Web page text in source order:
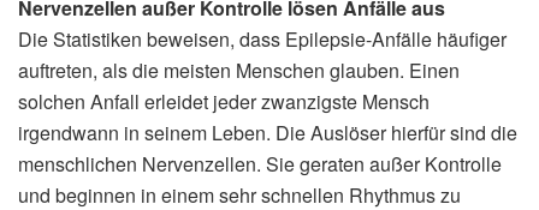
Nervenzellen außer Kontrolle lösen Anfälle aus
Die Statistiken beweisen, dass Epilepsie-Anfälle häufiger
auftreten, als die meisten Menschen glauben. Einen
solchen Anfall erleidet jeder zwanzigste Mensch
irgendwann in seinem Leben. Die Auslöser hierfür sind die
menschlichen Nervenzellen. Sie geraten außer Kontrolle
und beginnen in einem sehr schnellen Rhythmus zu